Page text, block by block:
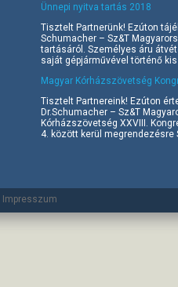
Ünnepi nyitva tartás 2018
Tisztelt Partnerünk! Ezúton
Schumacher – Sz&T
tartásáról. Személyes áru
saját gépjárművével történő
Magyar Kórházszövetség
Tisztelt Partnereink! Ezúton
Dr.Schumacher – Sz&T
Kórházszövetség XXVIII.
4. között kerül megrendezésre
Impresszum